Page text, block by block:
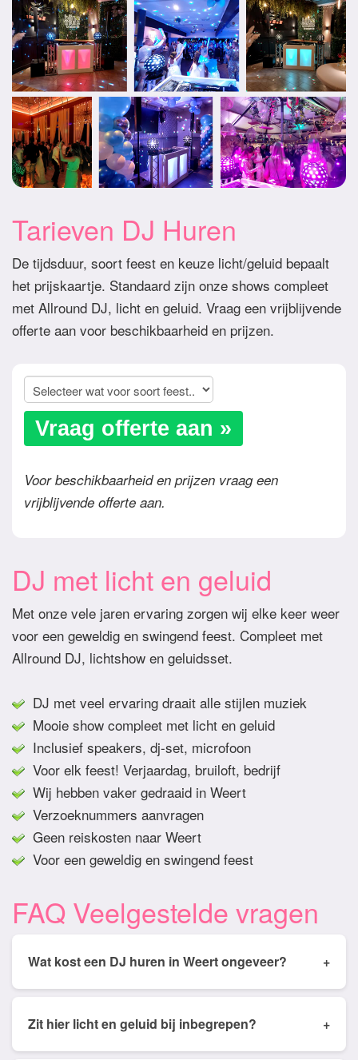
Tarieven DJ Huren
De tijdsduur, soort feest en keuze licht/geluid bepaalt
het prijskaartje. Standaard zijn onze shows compleet
met Allround DJ, licht en geluid. Vraag een vrijblijvende
offerte aan voor beschikbaarheid en prijzen.
Vraag offerte aan »
Voor beschikbaarheid en prijzen vraag een
vrijblijvende offerte aan.
DJ met licht en geluid
Met onze vele jaren ervaring zorgen wij elke keer weer
voor een geweldig en swingend feest. Compleet met
Allround DJ, lichtshow en geluidsset.
DJ met veel ervaring draait alle stijlen muziek
Mooie show compleet met licht en geluid
Inclusief speakers, dj-set, microfoon
Voor elk feest! Verjaardag, bruiloft, bedrijf
Wij hebben vaker gedraaid in Weert
Verzoeknummers aanvragen
Geen reiskosten naar Weert
Voor een geweldig en swingend feest
FAQ Veelgestelde vragen
Wat kost een DJ huren in Weert ongeveer? +
tussen de € 350,- en € 950,- Prijs is afhankelijk
Zit hier licht en geluid bij inbegrepen? +